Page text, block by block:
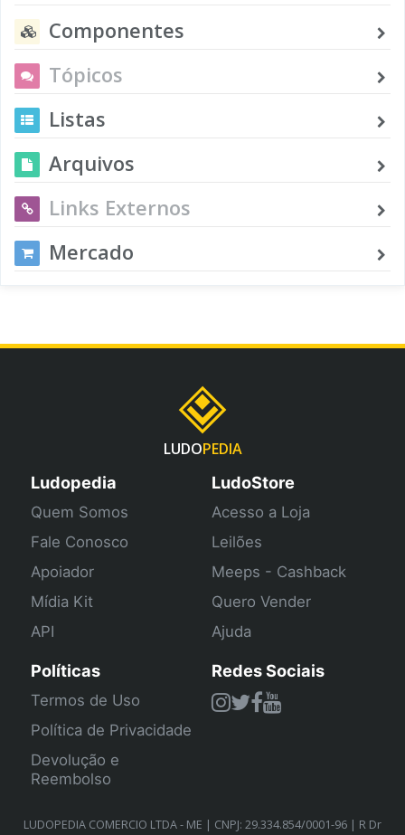
Componentes
Tópicos
Listas
Arquivos
Links Externos
Mercado
LUDOPEDIA
Ludopedia
Quem Somos
Fale Conosco
Apoiador
Mídia Kit
API
LudoStore
Acesso a Loja
Leilões
Meeps - Cashback
Quero Vender
Ajuda
Políticas
Termos de Uso
Política de Privacidade
Devolução e
Reembolso
Redes Sociais
LUDOPEDIA COMERCIO LTDA - ME | CNPJ: 29.334.854/0001-96 | R Dr